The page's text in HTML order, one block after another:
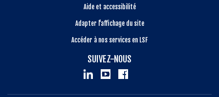
Aide et accessibilité
Adapter l'affichage du site
Accéder à nos services en LSF
SUIVEZ-NOUS